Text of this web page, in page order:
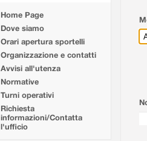
Home Page
Dove siamo
Orari apertura sportelli
Organizzazione e contatti
Avvisi all'utenza
Normative
Turni operativi
Richiesta
informazioni/Contatta
l'ufficio